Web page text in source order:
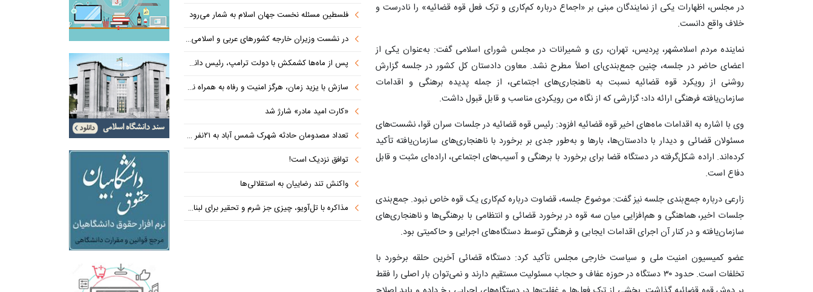
در مجلس، اظهارات یکی از نمایندگان مبنی بر «اجماع درباره کم‌کاری و ترک فعل قوه قضائیه» را نادرست و
خلاف واقع دانست.
نماینده مردم اسلامشهر، پردیس، تهران، ری و شمیرانات در مجلس شورای اسلامی گفت: به‌عنوان یکی از
اعضای حاضر در جلسه، چنین جمع‌بندی‌ای اصلاً مطرح نشد. معاون دادستان کل کشور در جلسه گزارش
روشنی از رویکرد قوه قضائیه نسبت به ناهنجاری‌های اجتماعی، از جمله پدیده برهنگی و اقدامات
سازمان‌یافته فرهنگی ارائه داد؛ گزارشی که از نگاه من رویکردی مناسب و قابل قبول داشت.
وی با اشاره به اقدامات ماه‌های اخیر قوه قضائیه افزود: رئیس قوه قضائیه در جلسات سران قوا، نشست‌های
مسئولان قضائی و دیدار با دادستان‌ها، بارها و به‌طور جدی بر برخورد با ناهنجاری‌های سازمان‌یافته تأکید
کرده‌اند. اراده شکل‌گرفته در دستگاه قضا برای برخورد با برهنگی و آسیب‌های اجتماعی، اراده‌ای مثبت و قابل
دفاع است.
زارعی درباره جمع‌بندی جلسه نیز گفت: موضوع جلسه، قضاوت درباره کم‌کاری یک قوه خاص نبود. جمع‌بندی
جلسات اخیر، هماهنگی و هم‌افزایی میان سه قوه در برخورد قضائی و انتظامی با برهنگی‌ها و ناهنجاری‌های
سازمان‌یافته و در کنار آن اجرای اقدامات ایجابی و فرهنگی توسط دستگاه‌های اجرایی و حاکمیتی بود.
عضو کمیسیون امنیت ملی و سیاست خارجی مجلس تأکید کرد: دستگاه قضائی آخرین حلقه برخورد با
تخلفات است. حدود ۳۰ دستگاه در حوزه عفاف و حجاب مسئولیت مستقیم دارند و نمی‌توان بار اصلی را فقط
فلسطین مسئله نخست جهان اسلام به شمار می‌رود
در نشست وزیران خارجه کشورهای عربی و اسلامی در امان چه گذشت؟
پس از ماه‌ها کشمکش با دولت ترامپ، رئیس دانشگاه براون کنار می‌رود
سازش با یزید زمان، هرگز امنیت و رفاه به همراه نداشته است
«کارت امید مادر» شارژ شد
تعداد مصدومان حادثه شهرک شمس آباد به ۲۱نفر رسید
توافق نزدیک است!
واکنش تند رضاییان به استقلالی‌ها
مذاکره با تل‌آویو، چیزی جز شرم و تحقیر برای لبنان ندارد